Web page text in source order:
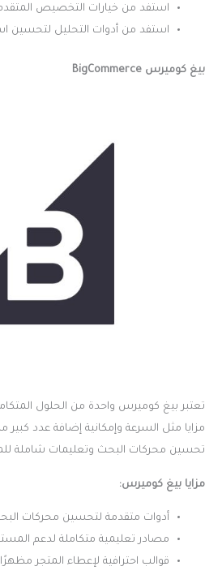
استفد من خيارات التخصيص المتقدم
استفد من أدوات التحليل لتحسين
بيغ كوميرس BigCommerce
تعتبر بيغ كوميرس واحدة من الحلول
مزايا مثل السرعة وإمكانية إضافة عدد كبير
تحسين محركات البحث وتعليمات شاملة
مزايا بيغ كوميرس:
أدوات متقدمة لتحسين محركات
مصادر تعليمية متكاملة لدعم
قوالب احترافية لإعطاء المتجر